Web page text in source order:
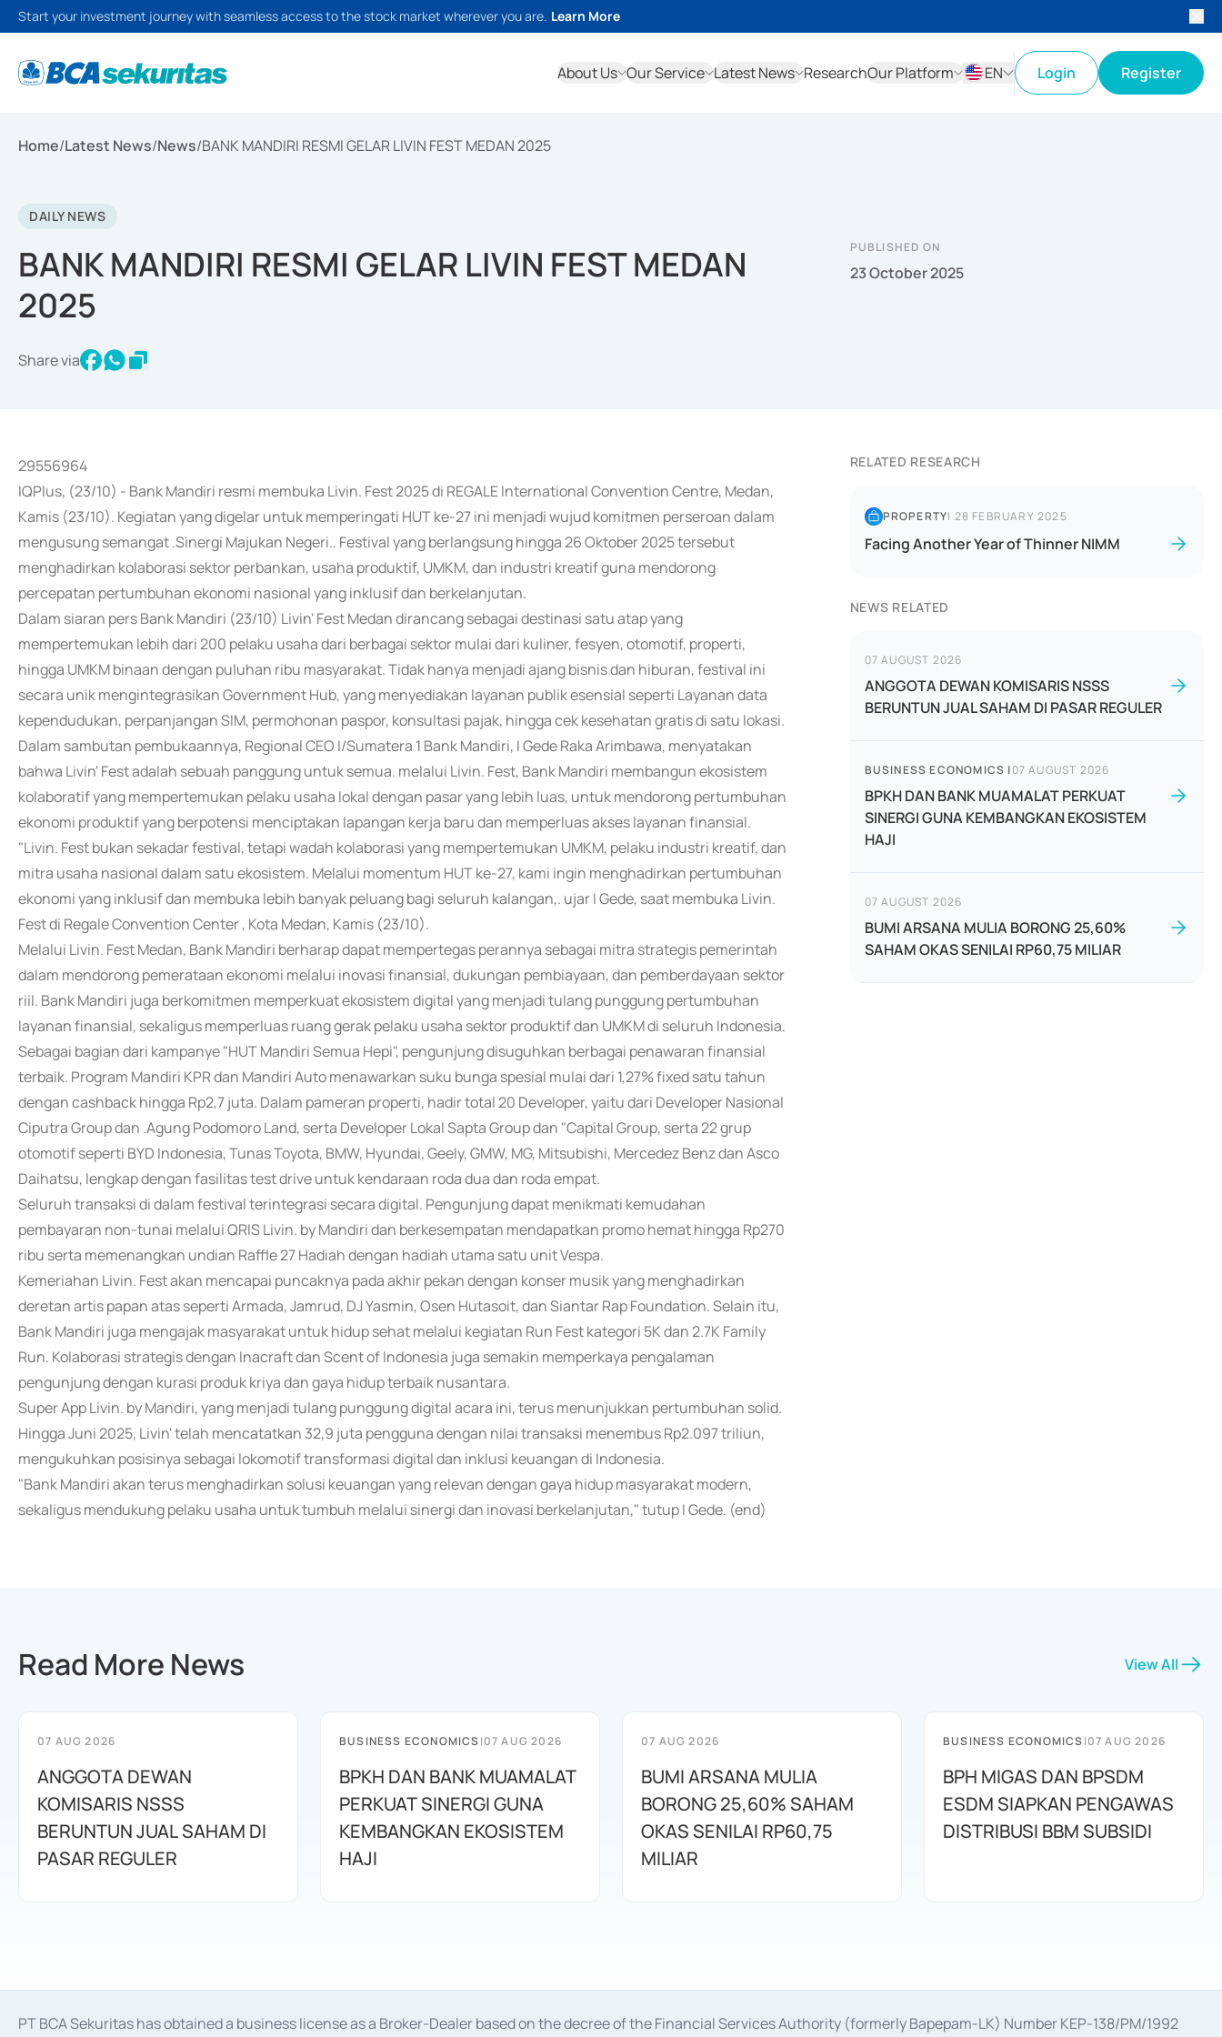
Start your investment journey with seamless access to the stock market wherever you are. Learn More
About Us Our Service Latest News ResearchOur Platform
EN
Login Register
Home/Latest News/News/BANK MANDIRI RESMI GELAR LIVIN FEST MEDAN 2025
DAILY NEWS
BANK MANDIRI RESMI GELAR LIVIN FEST MEDAN
2025
Share via
PUBLISHED ON
23 October 2025
29556964
IQPlus, (23/10) - Bank Mandiri resmi membuka Livin. Fest 2025 di REGALE International Convention Centre, Medan,
Kamis (23/10). Kegiatan yang digelar untuk memperingati HUT ke-27 ini menjadi wujud komitmen perseroan dalam
mengusung semangat .Sinergi Majukan Negeri.. Festival yang berlangsung hingga 26 Oktober 2025 tersebut
menghadirkan kolaborasi sektor perbankan, usaha produktif, UMKM, dan industri kreatif guna mendorong
percepatan pertumbuhan ekonomi nasional yang inklusif dan berkelanjutan.
Dalam siaran pers Bank Mandiri (23/10) Livin' Fest Medan dirancang sebagai destinasi satu atap yang
mempertemukan lebih dari 200 pelaku usaha dari berbagai sektor mulai dari kuliner, fesyen, otomotif, properti,
hingga UMKM binaan dengan puluhan ribu masyarakat. Tidak hanya menjadi ajang bisnis dan hiburan, festival ini
secara unik mengintegrasikan Government Hub, yang menyediakan layanan publik esensial seperti Layanan data
kependudukan, perpanjangan SIM, permohonan paspor, konsultasi pajak, hingga cek kesehatan gratis di satu lokasi.
Dalam sambutan pembukaannya, Regional CEO I/Sumatera 1 Bank Mandiri, I Gede Raka Arimbawa, menyatakan
bahwa Livin' Fest adalah sebuah panggung untuk semua. melalui Livin. Fest, Bank Mandiri membangun ekosistem
kolaboratif yang mempertemukan pelaku usaha lokal dengan pasar yang lebih luas, untuk mendorong pertumbuhan
ekonomi produktif yang berpotensi menciptakan lapangan kerja baru dan memperluas akses layanan finansial.
"Livin. Fest bukan sekadar festival, tetapi wadah kolaborasi yang mempertemukan UMKM, pelaku industri kreatif, dan
mitra usaha nasional dalam satu ekosistem. Melalui momentum HUT ke-27, kami ingin menghadirkan pertumbuhan
ekonomi yang inklusif dan membuka lebih banyak peluang bagi seluruh kalangan,. ujar I Gede, saat membuka Livin.
Fest di Regale Convention Center , Kota Medan, Kamis (23/10).
Melalui Livin. Fest Medan, Bank Mandiri berharap dapat mempertegas perannya sebagai mitra strategis pemerintah
dalam mendorong pemerataan ekonomi melalui inovasi finansial, dukungan pembiayaan, dan pemberdayaan sektor
riil. Bank Mandiri juga berkomitmen memperkuat ekosistem digital yang menjadi tulang punggung pertumbuhan
layanan finansial, sekaligus memperluas ruang gerak pelaku usaha sektor produktif dan UMKM di seluruh Indonesia.
Sebagai bagian dari kampanye "HUT Mandiri Semua Hepi", pengunjung disuguhkan berbagai penawaran finansial
terbaik. Program Mandiri KPR dan Mandiri Auto menawarkan suku bunga spesial mulai dari 1,27% fixed satu tahun
dengan cashback hingga Rp2,7 juta. Dalam pameran properti, hadir total 20 Developer, yaitu dari Developer Nasional
Ciputra Group dan .Agung Podomoro Land, serta Developer Lokal Sapta Group dan "Capital Group, serta 22 grup
otomotif seperti BYD Indonesia, Tunas Toyota, BMW, Hyundai, Geely, GMW, MG, Mitsubishi, Mercedez Benz dan Asco
Daihatsu, lengkap dengan fasilitas test drive untuk kendaraan roda dua dan roda empat.
Seluruh transaksi di dalam festival terintegrasi secara digital. Pengunjung dapat menikmati kemudahan
pembayaran non-tunai melalui QRIS Livin. by Mandiri dan berkesempatan mendapatkan promo hemat hingga Rp270
ribu serta memenangkan undian Raffle 27 Hadiah dengan hadiah utama satu unit Vespa.
Kemeriahan Livin. Fest akan mencapai puncaknya pada akhir pekan dengan konser musik yang menghadirkan
deretan artis papan atas seperti Armada, Jamrud, DJ Yasmin, Osen Hutasoit, dan Siantar Rap Foundation. Selain itu,
Bank Mandiri juga mengajak masyarakat untuk hidup sehat melalui kegiatan Run Fest kategori 5K dan 2.7K Family
Run. Kolaborasi strategis dengan Inacraft dan Scent of Indonesia juga semakin memperkaya pengalaman
pengunjung dengan kurasi produk kriya dan gaya hidup terbaik nusantara.
Super App Livin. by Mandiri, yang menjadi tulang punggung digital acara ini, terus menunjukkan pertumbuhan solid.
Hingga Juni 2025, Livin' telah mencatatkan 32,9 juta pengguna dengan nilai transaksi menembus Rp2.097 triliun,
mengukuhkan posisinya sebagai lokomotif transformasi digital dan inklusi keuangan di Indonesia.
"Bank Mandiri akan terus menghadirkan solusi keuangan yang relevan dengan gaya hidup masyarakat modern,
sekaligus mendukung pelaku usaha untuk tumbuh melalui sinergi dan inovasi berkelanjutan," tutup I Gede. (end)
RELATED RESEARCH
PROPERTY| 28 FEBRUARY 2025
Facing Another Year of Thinner NIMM
NEWS RELATED
07 AUGUST 2026
ANGGOTA DEWAN KOMISARIS NSSS
BERUNTUN JUAL SAHAM DI PASAR REGULER
BUSINESS ECONOMICS |07 AUGUST 2026
BPKH DAN BANK MUAMALAT PERKUAT
SINERGI GUNA KEMBANGKAN EKOSISTEM
HAJI
07 AUGUST 2026
BUMI ARSANA MULIA BORONG 25,60%
SAHAM OKAS SENILAI RP60,75 MILIAR
Read More News View All
07 AUG 2026
ANGGOTA DEWAN
KOMISARIS NSSS
BERUNTUN JUAL SAHAM DI
PASAR REGULER
BUSINESS ECONOMICS|07 AUG 2026
BPKH DAN BANK MUAMALAT
PERKUAT SINERGI GUNA
KEMBANGKAN EKOSISTEM
HAJI
07 AUG 2026
BUMI ARSANA MULIA
BORONG 25,60% SAHAM
OKAS SENILAI RP60,75
MILIAR
BUSINESS ECONOMICS|07 AUG 2026
BPH MIGAS DAN BPSDM
ESDM SIAPKAN PENGAWAS
DISTRIBUSI BBM SUBSIDI
PT BCA Sekuritas has obtained a business license as a Broker-Dealer based on the decree of the Financial Services Authority (formerly Bapepam-LK) Number KEP-138/PM/1992